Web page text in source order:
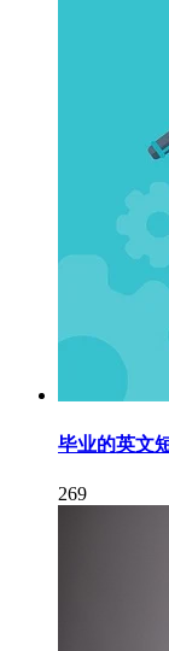
毕业的英文
269